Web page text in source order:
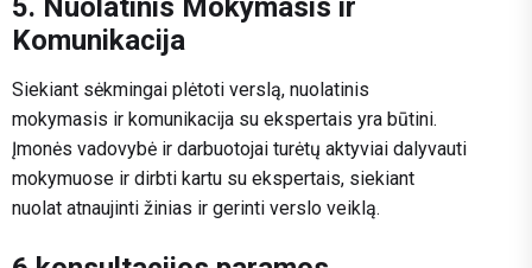
5. Nuolatinis Mokymasis ir
Komunikacija
Siekiant sėkmingai plėtoti verslą, nuolatinis
mokymasis ir komunikacija su ekspertais yra būtini.
Įmonės vadovybė ir darbuotojai turėtų aktyviai dalyvauti
mokymuose ir dirbti kartu su ekspertais, siekiant
nuolat atnaujinti žinias ir gerinti verslo veiklą.